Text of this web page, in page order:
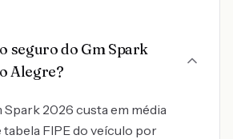
seguro do Gm Spark
Alegre?
Spark 2026 custa em média
tabela FIPE do veículo por